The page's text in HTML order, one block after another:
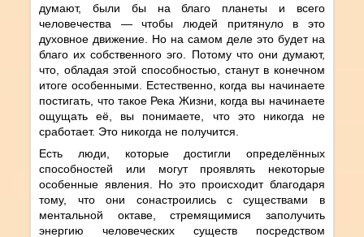
думают, были бы на благо планеты и всего
человечества — чтобы людей притянуло в это
духовное движение. Но на самом деле это будет на
благо их собственного эго. Потому что они думают,
что, обладая этой способностью, станут в конечном
итоге особенными. Естественно, когда вы начинаете
постигать, что такое Река Жизни, когда вы начинаете
ощущать её, вы понимаете, что это никогда не
сработает. Это никогда не получится.
Есть люди, которые достигли определённых
способностей или могут проявлять некоторые
особенные явления. Но это происходит благодаря
тому, что они сонастроились с существами в
ментальной октаве, стремящимися заполучить
энергию человеческих существ посредством